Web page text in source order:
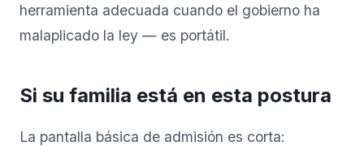
herramienta adecuada cuando el gobierno ha
malaplicado la ley — es portátil.
Si su familia está en esta postura
La pantalla básica de admisión es corta: